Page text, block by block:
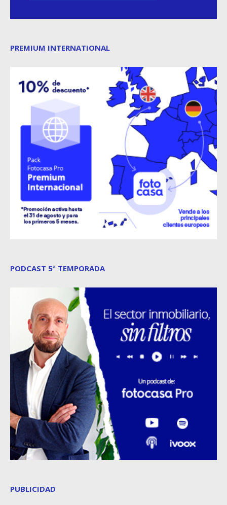
PREMIUM INTERNATIONAL
PODCAST 5ª TEMPORADA
PUBLICIDAD